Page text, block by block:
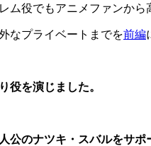
役でもアニメファンから
なプライベートまでを前編
役を演じました。
のナツキ・スバルをサ